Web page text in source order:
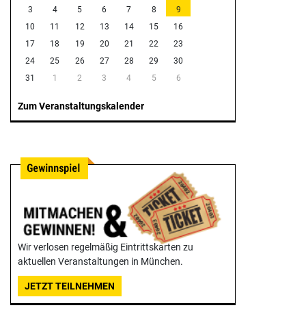
3
4 5 6 7 8
9
10
11 12 13 14 15
16
17
18 19 20 21 22
23
24
25 26 27 28 29
30
31
1 2 3 4 5 6
Zum Veranstaltungskalender
Wir verlosen regelmäßig Eintrittskarten zu
aktuellen Veranstaltungen in München.
JETZT TEILNEHMEN